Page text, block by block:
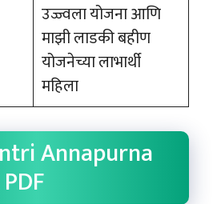
उज्ज्वला योजना आणि
माझी लाडकी बहीण
योजनेच्या लाभार्थी
महिला
Annapurna